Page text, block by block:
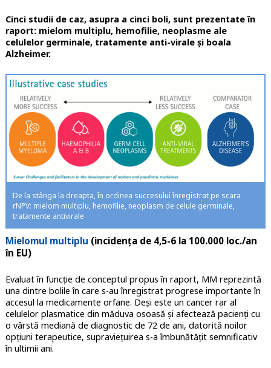
Cinci studii de caz, asupra a cinci boli, sunt prezentate în
raport: mielom multiplu, hemofilie, neoplasme ale
celulelor germinale, tratamente anti-virale și boala
Alzheimer.
De la stânga la dreapta, în ordinea succesului înregistrat pe scara
rNPV: mielom multiplu, hemofilie, neoplasm de celule germinale,
tratamente antivirale
Mielomul multiplu (incidența de 4,5-6 la 100.000 loc./an
în EU)
Evaluat în funcție de conceptul propus în raport, MM reprezintă
una dintre bolile în care s-au înregistrat progrese importante în
accesul la medicamente orfane. Deși este un cancer rar al
celulelor plasmatice din măduva osoasă și afectează pacienți cu
o vârstă mediană de diagnostic de 72 de ani, datorită noilor
opțiuni terapeutice, supraviețuirea s-a îmbunătățit semnificativ
în ultimii ani.